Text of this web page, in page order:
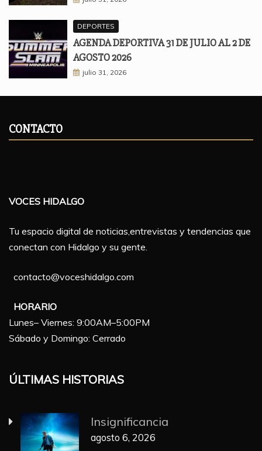
DEPORTES
AGENDA DEPORTIVA 31 DE JULIO AL 2 DE
AGOSTO 2026
julio 31, 2026
CONTACTO
VOCES HIDALGO
Tu espacio digital de noticias,entrevistas y tendencias que
conectan con Hidalgo y su gente.
contacto@voceshidalgo.com
HORARIO
Lunes– Viernes: 9:00AM–5:00PM
Sábado y Domingo: Cerrado
ÚLTIMAS HISTORIAS
Insignificancia
agosto 6, 2026